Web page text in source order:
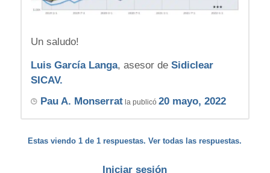
Un saludo!
Luis García Langa, asesor de Sidiclear
SICAV.
Pau A. Monserratla publicó 20 mayo, 2022
Estas viendo 1 de 1 respuestas. Ver todas las respuestas.
Iniciar sesión